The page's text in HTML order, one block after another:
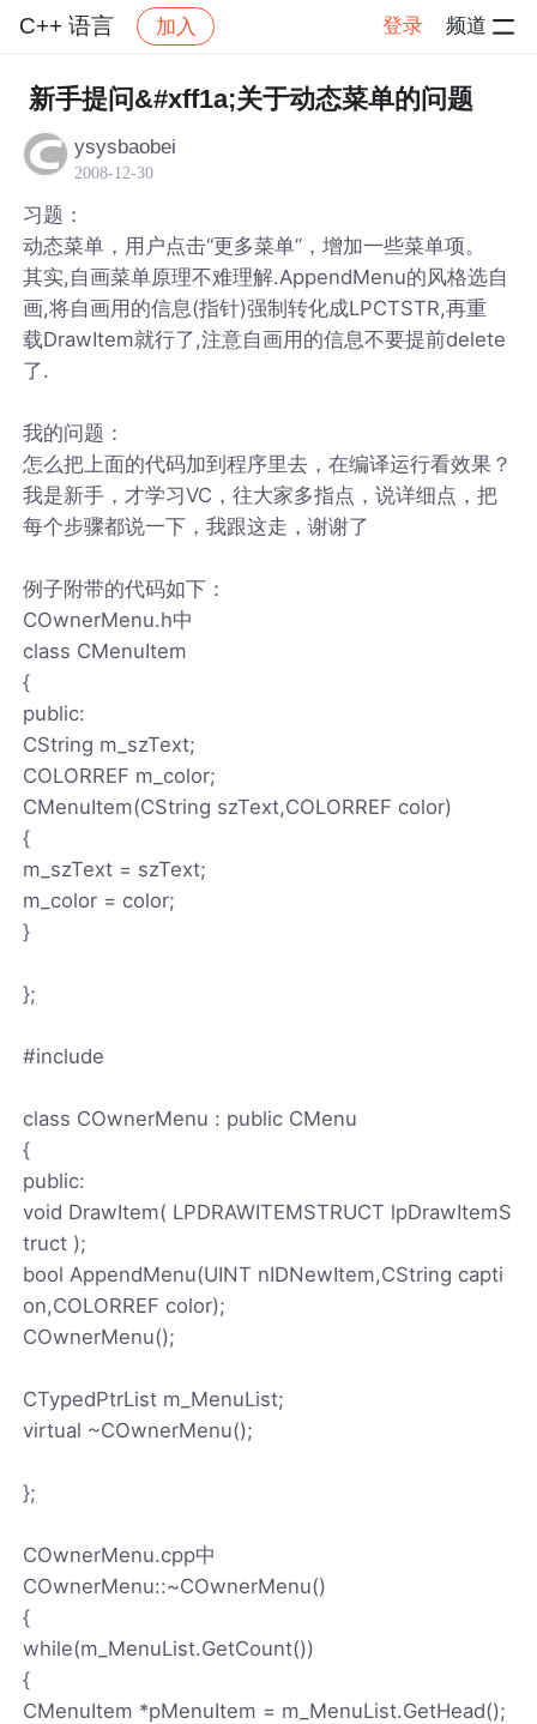
C++ 语言 加入 登录 频道
社区 C++ 语言 帖子详情
新手提问&#xff1a;关于动态菜单的问题
ysysbaobei
2008-12-30
习题：
动态菜单，用户点击“更多菜单”，增加一些菜单项。
其实,自画菜单原理不难理解.AppendMenu的风格选自
画,将自画用的信息(指针)强制转化成LPCTSTR,再重
载DrawItem就行了,注意自画用的信息不要提前delete
了.
我的问题：
怎么把上面的代码加到程序里去，在编译运行看效果？
我是新手，才学习VC，往大家多指点，说详细点，把
每个步骤都说一下，我跟这走，谢谢了
例子附带的代码如下：
COwnerMenu.h中
class CMenuItem
{
public:
CString m_szText;
COLORREF m_color;
CMenuItem(CString szText,COLORREF color)
{
m_szText = szText;
m_color = color;
}
};
#include
class COwnerMenu : public CMenu
{
public:
void DrawItem( LPDRAWITEMSTRUCT lpDrawItemS
truct );
bool AppendMenu(UINT nIDNewItem,CString capti
on,COLORREF color);
COwnerMenu();
CTypedPtrList m_MenuList;
virtual ~COwnerMenu();
};
COwnerMenu.cpp中
COwnerMenu::~COwnerMenu()
{
while(m_MenuList.GetCount())
{
CMenuItem *pMenuItem = m_MenuList.GetHead();